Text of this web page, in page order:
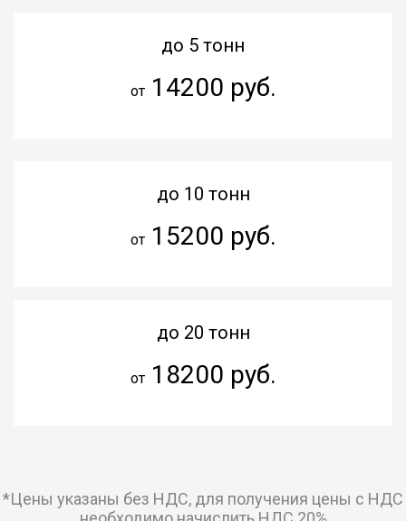
до 5 тонн
от14200 руб.
до 10 тонн
от15200 руб.
до 20 тонн
от18200 руб.
*Цены указаны без НДС, для получения цены с НДС